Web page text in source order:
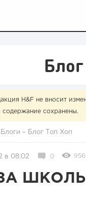
H&F не вносит
содержание сохранены.
Блоги – Блог Топ Хоп
в 08:02 0